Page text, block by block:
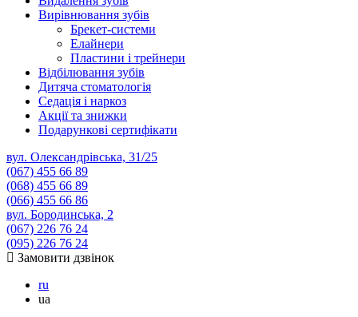
Вирівнювання зубів
Брекет-системи
Елайнери
Пластини і трейнери
Відбілювання зубів
Дитяча стоматологія
Седація і наркоз
Акції та знижки
Подарункові сертифікати
вул. Олександрівська, 31/25
(067) 455 66 89
(068) 455 66 89
(066) 455 66 86
вул. Бородинська, 2
(067) 226 76 24
(095) 226 76 24
Замовити дзвінок
ru
ua